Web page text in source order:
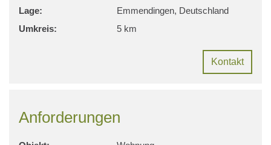
Lage:
Emmendingen, Deutschland
Umkreis:
5 km
Kontakt
Anforderungen